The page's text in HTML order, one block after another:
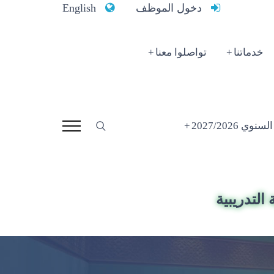
دخول الموظف English
خدماتنا تواصلوا معنا
2027/2026